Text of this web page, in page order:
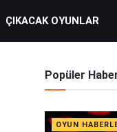
ÇIKACAK OYUNLAR
Popüler
OYUN